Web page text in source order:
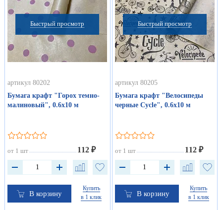
Быстрый просмотр
артикул 80202
Бумага крафт "Горох темно-
малиновый", 0.6х10 м
от 1 шт 112 ₽
В корзину
Купить
в 1 клик
Быстрый просмотр
артикул 80205
Бумага крафт "Велосипеды
черные Cycle", 0.6х10 м
от 1 шт 112 ₽
В корзину
Купить
в 1 клик